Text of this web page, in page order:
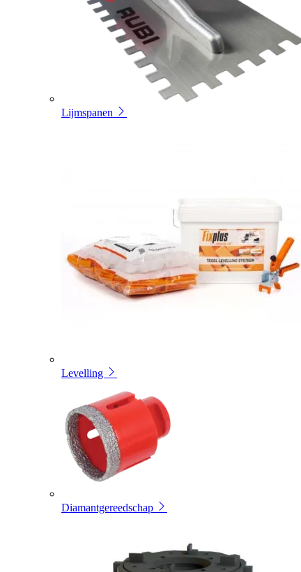
Lijmspanen
Levelling
Diamantgereedschap